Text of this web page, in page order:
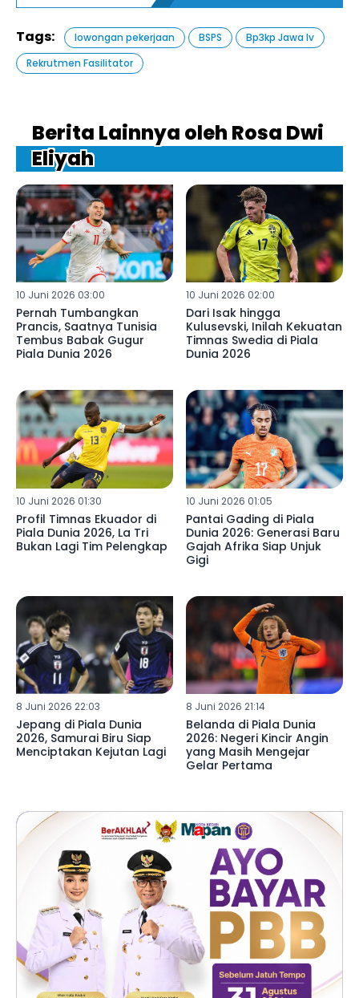
Tags: lowongan pekerjaan BSPS
Bp3kp Jawa Iv
Rekrutmen Fasilitator
Berita Lainnya oleh Rosa Dwi
Eliyah
10 Juni 2026 03:00
Pernah Tumbangkan
Prancis, Saatnya Tunisia
Tembus Babak Gugur
Piala Dunia 2026
10 Juni 2026 02:00
Dari Isak hingga
Kulusevski, Inilah Kekuatan
Timnas Swedia di Piala
Dunia 2026
10 Juni 2026 01:30
Profil Timnas Ekuador di
Piala Dunia 2026, La Tri
Bukan Lagi Tim Pelengkap
10 Juni 2026 01:05
Pantai Gading di Piala
Dunia 2026: Generasi Baru
Gajah Afrika Siap Unjuk
Gigi
8 Juni 2026 22:03
Jepang di Piala Dunia
2026, Samurai Biru Siap
Menciptakan Kejutan Lagi
8 Juni 2026 21:14
Belanda di Piala Dunia
2026: Negeri Kincir Angin
yang Masih Mengejar
Gelar Pertama